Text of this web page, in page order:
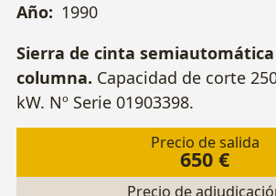
Año: 1990
Sierra de cinta
columna. Capacidad de corte
kW. Nº Serie 01903398.
Precio de salida
650 €
Precio de